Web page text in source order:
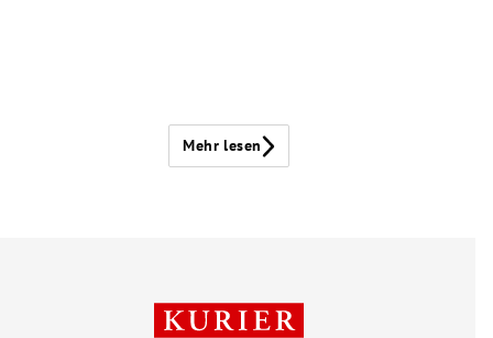
Mehr lesen